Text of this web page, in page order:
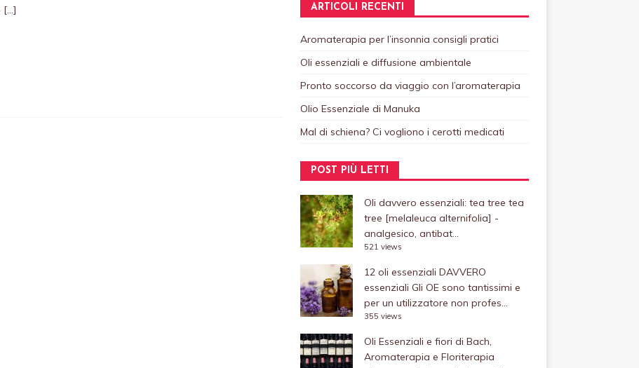
[…] ARTICOLI RECENTI
Aromaterapia per l’insonnia consigli pratici
Oli essenziali e diffusione ambientale
Pronto soccorso da viaggio con l’aromaterapia
Olio Essenziale di Manuka
Mal di schiena? Ci vogliono i cerotti medicati
POST PIÙ LETTI
Oli davvero essenziali: tea tree tea
tree [melaleuca alternifolia] -
analgesico, antibat...
521 views
12 oli essenziali DAVVERO
essenziali Gli OE sono tantissimi e
per un utilizzatore non profes...
355 views
Oli Essenziali e fiori di Bach,
Aromaterapia e Floriterapia